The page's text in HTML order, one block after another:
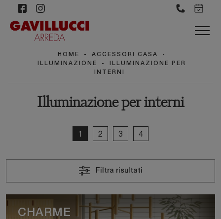
HOME - ACCESSORI CASA
-
ILLUMINAZIONE
-
ILLUMINAZIONE PER
INTERNI
Illuminazione per interni
1 2 3 4
Filtra risultati
CHARME